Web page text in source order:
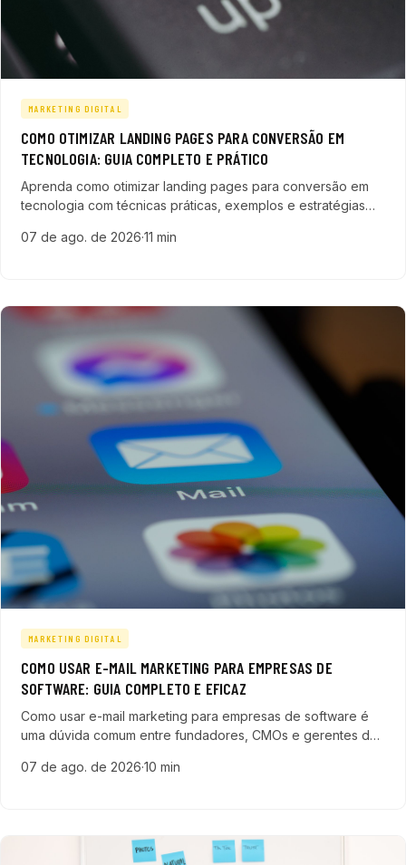
MARKETING DIGITAL
COMO OTIMIZAR LANDING PAGES PARA CONVERSÃO EM
TECNOLOGIA: GUIA COMPLETO E PRÁTICO
Aprenda como otimizar landing pages para conversão em
tecnologia com técnicas práticas, exemplos e estratégias
empresas do setor digital.
07 de ago. de 2026·11 min
MARKETING DIGITAL
COMO USAR E-MAIL MARKETING PARA EMPRESAS DE
SOFTWARE: GUIA COMPLETO E EFICAZ
Como usar e-mail marketing para empresas de software é
uma dúvida comum entre fundadores, CMOs e gerentes de
de tecnologia. Utilizar essa ferramenta com foco e
07 de ago. de 2026·10 min